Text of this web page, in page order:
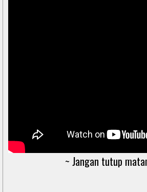
~ Jangan tutup